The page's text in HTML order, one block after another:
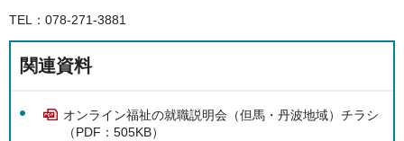
TEL：078-271-3881
関連資料
オンライン福祉の就職説明会（但馬・丹波地域）チラシ
（PDF：505KB）